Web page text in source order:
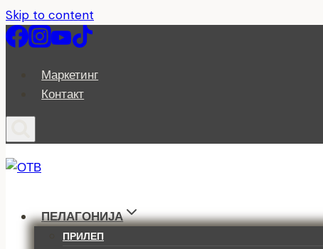
Skip to content
Маркетинг
Контакт
ПЕЛАГОНИЈА
ПРИЛЕП